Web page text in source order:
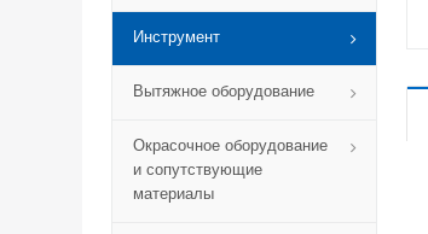
Инструмент
Вытяжное оборудование
Окрасочное оборудование
и сопутствующие
материалы